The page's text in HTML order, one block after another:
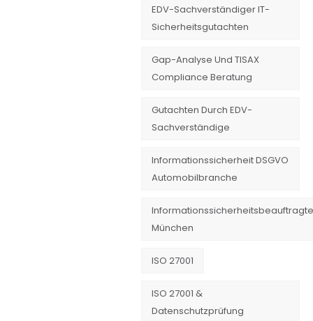
EDV-Sachverständiger IT-
Sicherheitsgutachten
Gap-Analyse Und TISAX
Compliance Beratung
Gutachten Durch EDV-
Sachverständige
Informationssicherheit DSGVO
Automobilbranche
München
ISO 27001
ISO 27001 &
Datenschutzprüfung